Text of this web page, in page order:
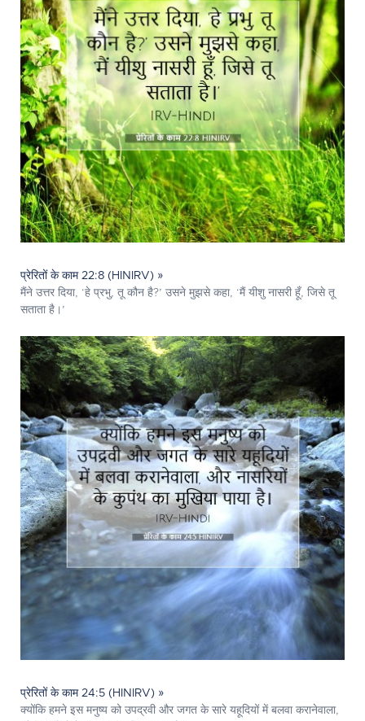
प्रेरितों के काम 22:8 (HINIRV) »
मैंने उत्तर दिया, ‘हे प्रभु, तू कौन है?’ उसने मुझसे कहा, ‘मैं यीशु नासरी हूँ, जिसे तू
सताता है।’
प्रेरितों के काम 24:5 (HINIRV) »
क्योंकि हमने इस मनुष्य को उपद्रवी और जगत के सारे यहूदियों में बलवा करानेवाला,